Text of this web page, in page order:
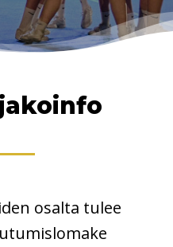
osalta tulee